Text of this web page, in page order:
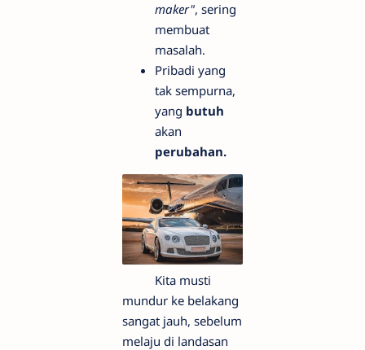
maker", sering
membuat
masalah.
Pribadi yang
tak sempurna,
yang butuh
akan
perubahan.
Kita musti
mundur ke belakang
sangat jauh, sebelum
melaju di landasan